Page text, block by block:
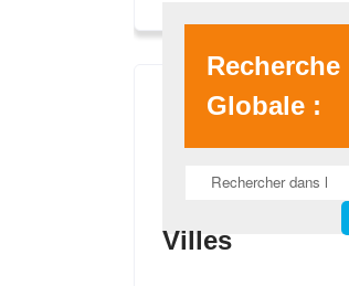
Recherche
Globale :
Villes